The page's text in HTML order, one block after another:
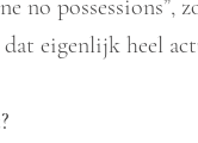
no
eigenlijk heel